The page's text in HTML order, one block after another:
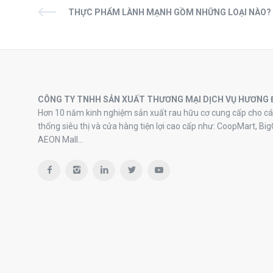
THỰC PHẨM LÀNH MẠNH GỒM NHỮNG LOẠI NÀO?
CÔNG TY TNHH SẢN XUẤT THƯƠNG MẠI DỊCH VỤ HƯƠNG
Hơn 10 năm kinh nghiệm sản xuất rau hữu cơ cung cấp cho
thống siêu thị và cửa hàng tiện lợi cao cấp như: CoopMart,
AEON Mall…